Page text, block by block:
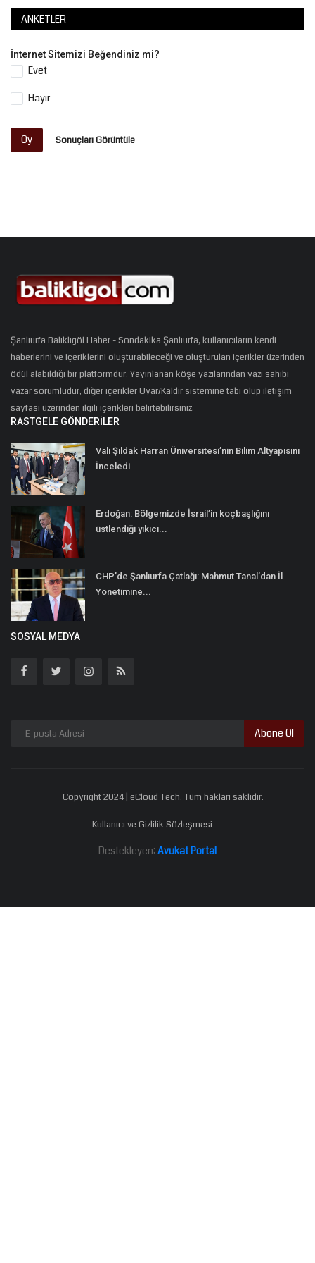
ANKETLER
İnternet Sitemizi Beğendiniz mi?
Evet
Hayır
Oy Sonuçları Görüntüle
Şanlıurfa Balıklıgöl Haber - Sondakika Şanlıurfa, kullanıcıların kendi
haberlerini ve içeriklerini oluşturabileceği ve oluşturulan içerikler üzerinden
ödül alabildiği bir platformdur. Yayınlanan köşe yazılarından yazı sahibi
yazar sorumludur, diğer içerikler Uyar/Kaldır sistemine tabi olup iletişim
sayfası üzerinden ilgili içerikleri belirtebilirsiniz.
RASTGELE GÖNDERILER
Vali Şıldak Harran Üniversitesi’nin Bilim Altyapısını
İnceledi
Erdoğan: Bölgemizde İsrail’in koçbaşlığını
üstlendiği yıkıcı...
CHP’de Şanlıurfa Çatlağı: Mahmut Tanal’dan İl
Yönetimine...
SOSYAL MEDYA
Abone Ol
Copyright 2024 | eCloud Tech. Tüm hakları saklıdır.
Kullanıcı ve Gizlilik Sözleşmesi
Destekleyen: Avukat Portal